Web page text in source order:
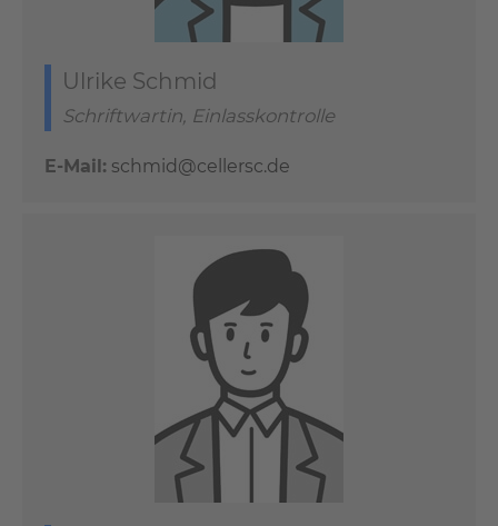
Ulrike Schmid
Schriftwartin, Einlasskontrolle
E-Mail: schmid@cellersc.de